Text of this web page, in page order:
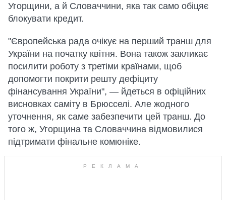
Угорщини, а й Словаччини, яка так само обіцяє
блокувати кредит.
"Європейська рада очікує на перший транш для
України на початку квітня. Вона також закликає
посилити роботу з третіми країнами, щоб
допомогти покрити решту дефіциту
фінансування України", — йдеться в офіційних
висновках саміту в Брюсселі. Але жодного
уточнення, як саме забезпечити цей транш. До
того ж, Угорщина та Словаччина відмовилися
підтримати фінальне комюніке.